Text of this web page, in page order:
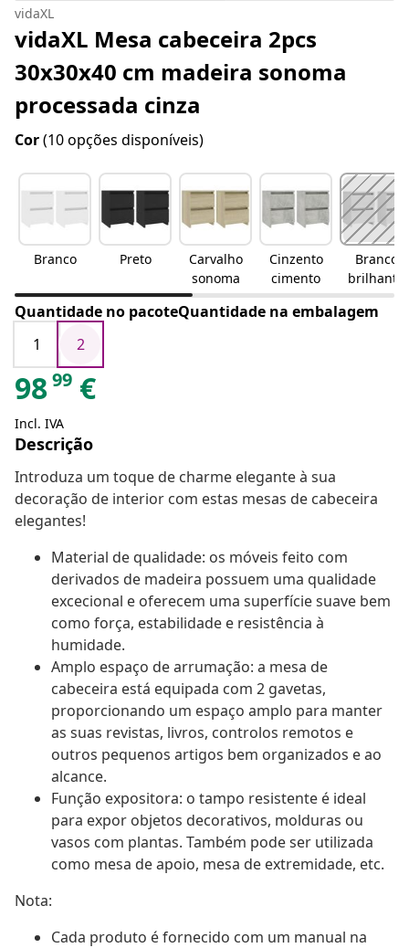
vidaXL
vidaXL Mesa cabeceira 2pcs
30x30x40 cm madeira sonoma
processada cinza
Cor(10 opções disponíveis)
Branco Preto
Carvalho
sonoma
Cinzento
cimento
Branco
brilhante
Quantidade no pacoteQuantidade na embalagem
1
2
9899 €
Incl. IVA
Descrição
Introduza um toque de charme elegante à sua
decoração de interior com estas mesas de cabeceira
elegantes!
Material de qualidade: os móveis feito com
derivados de madeira possuem uma qualidade
excecional e oferecem uma superfície suave bem
como força, estabilidade e resistência à
humidade.
Amplo espaço de arrumação: a mesa de
cabeceira está equipada com 2 gavetas,
proporcionando um espaço amplo para manter
as suas revistas, livros, controlos remotos e
outros pequenos artigos bem organizados e ao
alcance.
Função expositora: o tampo resistente é ideal
para expor objetos decorativos, molduras ou
vasos com plantas. Também pode ser utilizada
como mesa de apoio, mesa de extremidade, etc.
Nota:
Cada produto é fornecido com um manual na